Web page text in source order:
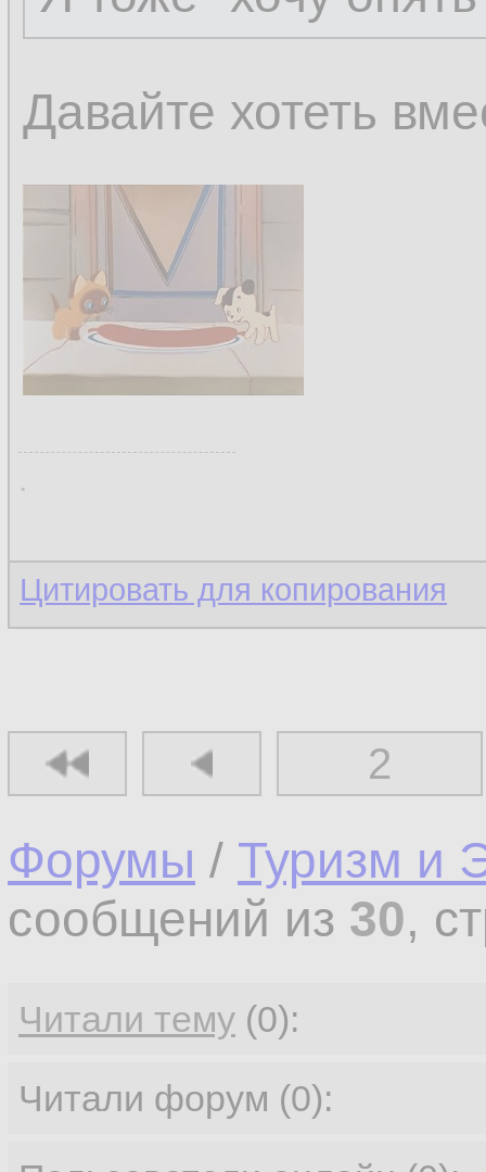
Давайте хотеть
.
Цитировать для копирования
2
Форумы / Туризм и
сообщений из 30,
Читали тему (0):
Читали форум (0):